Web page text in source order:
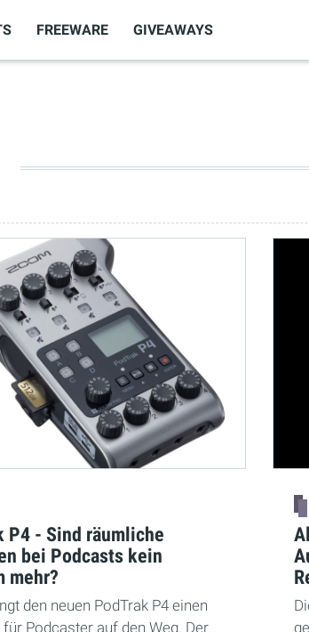
FREEWARE GIVEAWAYS
P4 - Sind räumliche
bei Podcasts kein
mehr?
den neuen PodTrak P4 einen
Podcaster auf den Weg. Der